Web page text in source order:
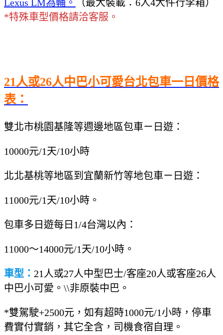
Lexus LM為輔。
（最大裝載：6人4大件行李箱）
*特殊車型價格請洽客服。
21人或26人中巴小可愛台北包車一日價格
表：
雙北市桃園基隆等週邊地區包車ㄧ日遊 ：
10000元/1天/10小時
北北基桃等地區到宜蘭新竹等地包車ㄧ日遊 ：
11000元/1天/10小時。
包車多日遊每日1/4台灣以內 ：
11000～14000元/1天/10小時。
車型： 21人或27人中型巴士/客座20人或客座26人
中巴小可愛。\\非原裝中巴。
*雙駕駛+2500元，如有超時1000元/1小時，停車
費實付實銷，其它全含，司機食宿自理。